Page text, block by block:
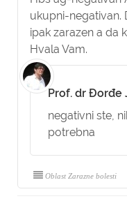
ukupni-negativan.
ipak zarazen a da
Hvala Vam.
Prof. dr Đorđe
negativni ste,
potrebna
Oblast Zarazne bolesti